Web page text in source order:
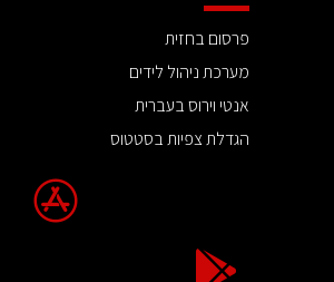
פרסום בחזית
מערכת ניהול לידים
אנטי וירוס בעברית
הגדלת צפיות בסטטוס